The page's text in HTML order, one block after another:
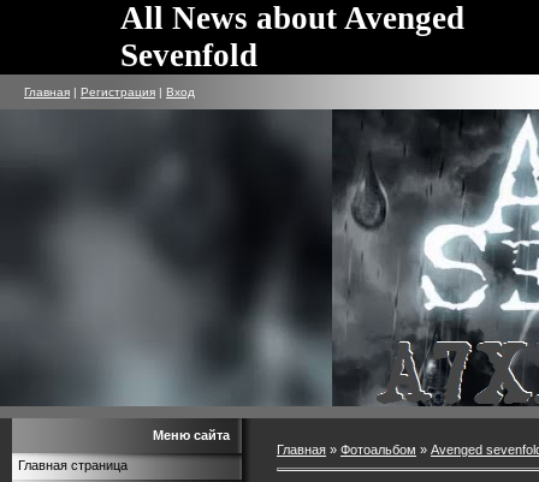
All News about Avenged
Sevenfold
Главная | Регистрация | Вход
Меню сайта
Главная страница
Главная » Фотоальбом » Avenged